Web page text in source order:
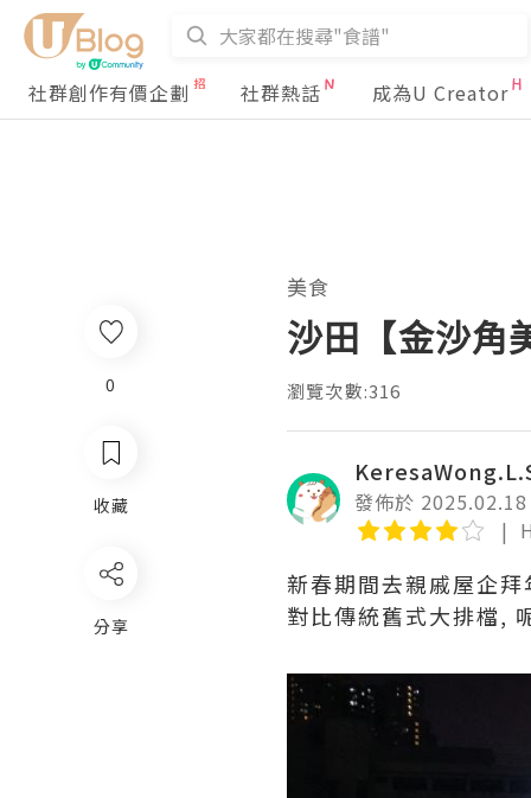
社群創作有價企劃 社群熱話 成為U Creator
0
收藏
分享
美食
沙田【金沙角
瀏覽次數:316
發佈於 2025.02.18
新春期間去親戚屋企
對比傳統舊式大排檔,